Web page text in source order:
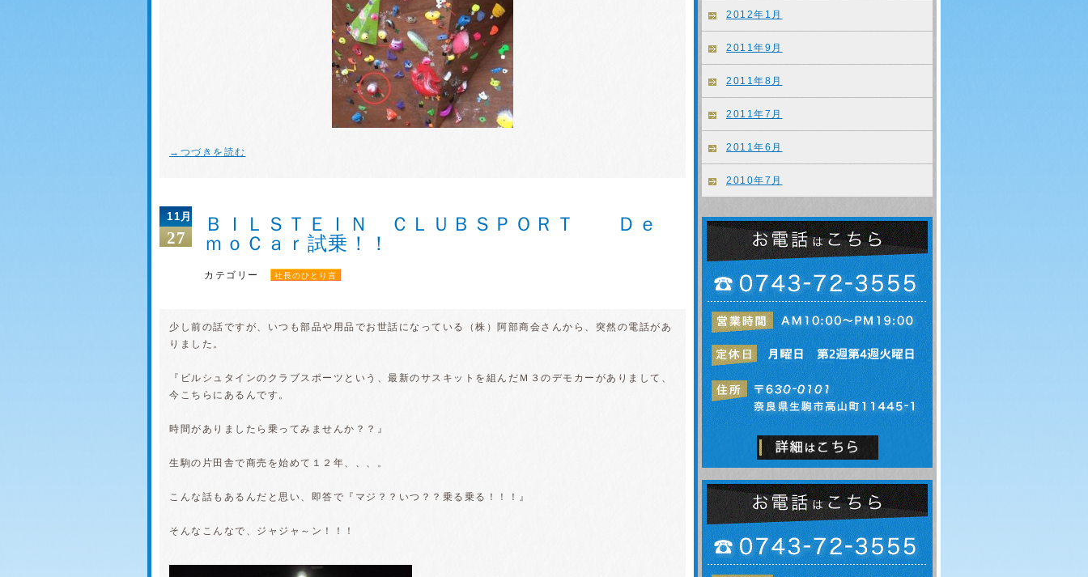
→つづきを読む
11月
27
ＢＩＬＳＴＥＩＮ ＣＬＵＢＳＰＯＲＴ Ｄｅ
ｍｏＣａｒ試乗！！
カテゴリー 社長のひとり言
少し前の話ですが、いつも部品や用品でお世話になっている（株）阿部商会さんから、突然の電話があ
りました。
『ビルシュタインのクラブスポーツという、最新のサスキットを組んだＭ３のデモカーがありまして、
今こちらにあるんです。
時間がありましたら乗ってみませんか？？』
生駒の片田舎で商売を始めて１２年、、、。
こんな話もあるんだと思い、即答で『マジ？？いつ？？乗る乗る！！！』
そんなこんなで、ジャジャ～ン！！！
2012年1月
2011年9月
2011年8月
2011年7月
2011年6月
2010年7月